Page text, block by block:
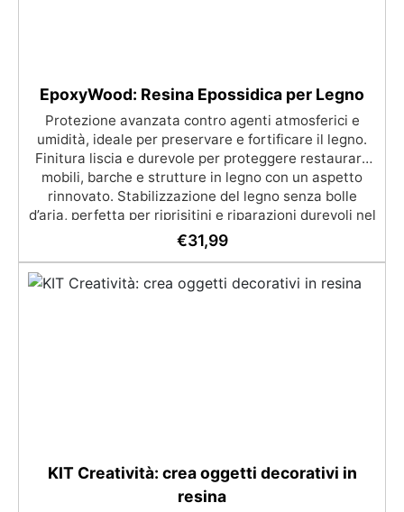
EpoxyWood: Resina Epossidica per Legno
Protezione avanzata contro agenti atmosferici e
umidità, ideale per preservare e fortificare il legno.
Finitura liscia e durevole per proteggere restaurare
mobili, barche e strutture in legno con un aspetto
rinnovato. Stabilizzazione del legno senza bolle
d’aria, perfetta per riprisitini e riparazioni durevoli nel
tempo. Elevata resistenza chimica e meccanica,
facilmente colorabile per progetti creativi e robusti.
metallo, semplice da usare (rapporto 2 a 1).
€31,99
KIT Creatività: crea oggetti decorativi in
resina